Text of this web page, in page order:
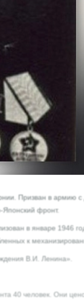
Призван в армию
фронт.
в январе 1946
к
В.И. Ленина».
40 человек. Они